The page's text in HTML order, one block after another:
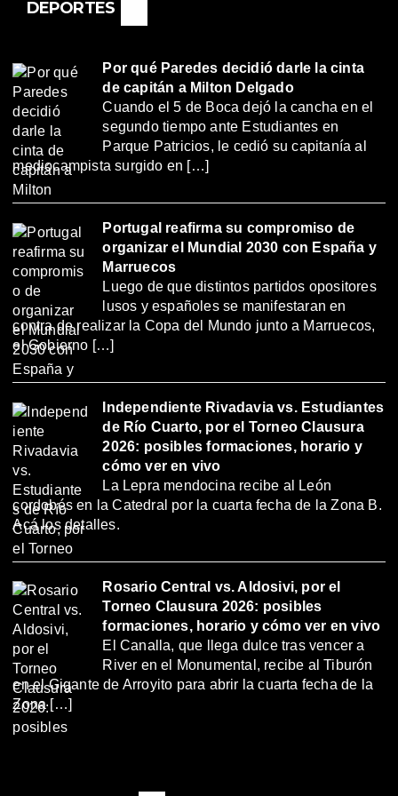
DEPORTES
Por qué Paredes decidió darle la cinta
de capitán a Milton Delgado
Cuando el 5 de Boca dejó la cancha en el
segundo tiempo ante Estudiantes en
Parque Patricios, le cedió su capitanía al
mediocampista surgido en […]
Portugal reafirma su compromiso de
organizar el Mundial 2030 con España y
Marruecos
Luego de que distintos partidos opositores
lusos y españoles se manifestaran en
contra de realizar la Copa del Mundo junto a Marruecos,
el Gobierno […]
Independiente Rivadavia vs. Estudiantes
de Río Cuarto, por el Torneo Clausura
2026: posibles formaciones, horario y
cómo ver en vivo
La Lepra mendocina recibe al León
cordobés en la Catedral por la cuarta fecha de la Zona B.
Acá los detalles.
Rosario Central vs. Aldosivi, por el
Torneo Clausura 2026: posibles
formaciones, horario y cómo ver en vivo
El Canalla, que llega dulce tras vencer a
River en el Monumental, recibe al Tiburón
en el Gigante de Arroyito para abrir la cuarta fecha de la
Zona […]